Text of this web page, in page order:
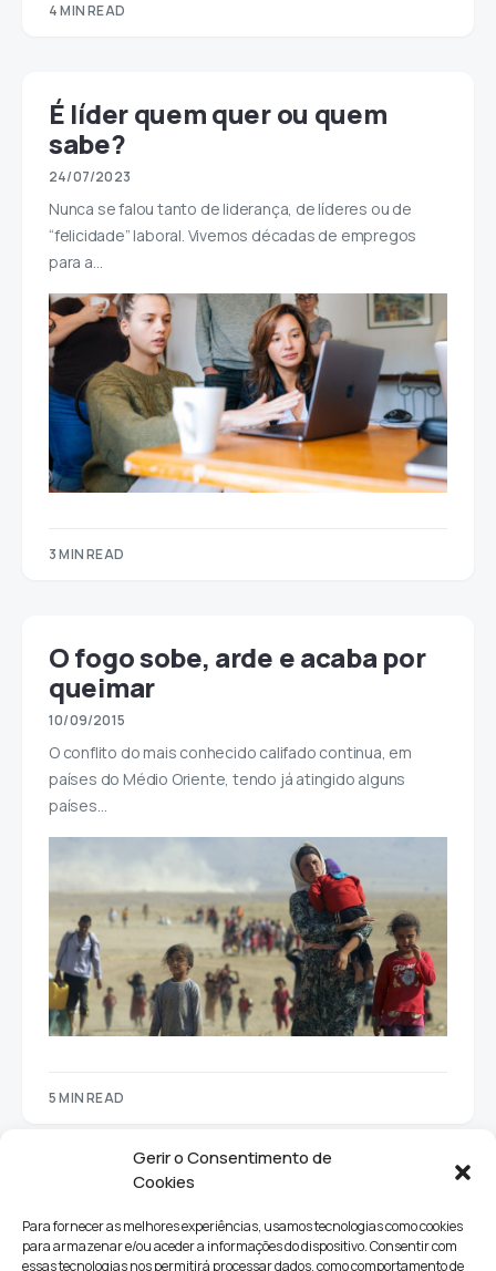
Gerir o Consentimento de
Cookies
Para fornecer as melhores experiências, usamos tecnologias como cookies
para armazenar e/ou aceder a informações do dispositivo. Consentir com
essas tecnologias nos permitirá processar dados, como comportamento de
4 MIN READ
É líder quem quer ou quem
sabe?
24/07/2023
Nunca se falou tanto de liderança, de líderes ou de
“felicidade” laboral. Vivemos décadas de empregos
para a…
3 MIN READ
O fogo sobe, arde e acaba por
queimar
10/09/2015
O conflito do mais conhecido califado continua, em
países do Médio Oriente, tendo já atingido alguns
países…
5 MIN READ